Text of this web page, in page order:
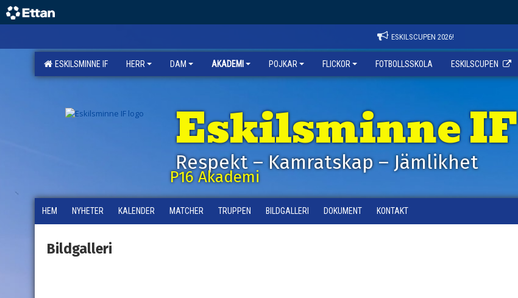
ESKILSCUPEN 2026!
ESKILSMINNE IF HERR DAM AKADEMI POJKAR FLICKOR FOTBOLLSSKOLA ESKILSCUPEN
Eskilsminne IF
Respekt – Kamratskap – Jämlikhet
P16 Akademi
HEM NYHETER KALENDER MATCHER TRUPPEN BILDGALLERI DOKUMENT KONTAKT
Bildgalleri